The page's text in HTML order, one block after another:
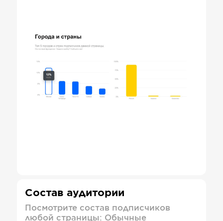
Состав аудитории
Посмотрите состав подписчиков
любой страницы: Обычные